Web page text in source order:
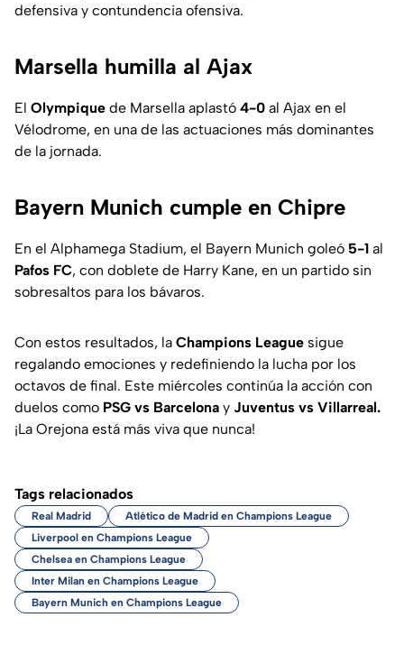
defensiva y contundencia ofensiva.
Marsella humilla al Ajax
El Olympique de Marsella aplastó 4-0 al Ajax en el
Vélodrome, en una de las actuaciones más dominantes
de la jornada.
Bayern Munich cumple en Chipre
En el Alphamega Stadium, el Bayern Munich goleó 5-1 al
Pafos FC, con doblete de Harry Kane, en un partido sin
sobresaltos para los bávaros.
Con estos resultados, la Champions League sigue
regalando emociones y redefiniendo la lucha por los
octavos de final. Este miércoles continúa la acción con
duelos como PSG vs Barcelona y Juventus vs Villarreal.
¡La Orejona está más viva que nunca!
Tags relacionados
Real Madrid
Atlético de Madrid en Champions League
Liverpool en Champions League
Chelsea en Champions League
Inter Milan en Champions League
Bayern Munich en Champions League